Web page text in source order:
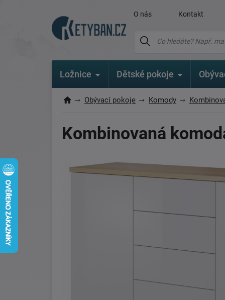
O nás Kontakt
Ložnice Dětské pokoje
Obývací pokoje Komody
Kombinovaná